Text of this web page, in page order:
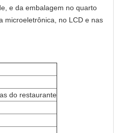
e da embalagem no quarto
microeletrônica, no LCD e nas
do restaurante